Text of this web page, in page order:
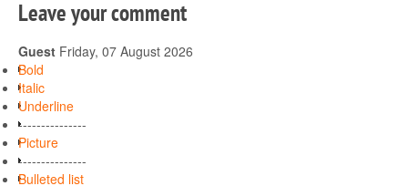
Leave your comment
Guest Friday, 07 August 2026
Bold
Italic
Underline
---------------
Picture
---------------
Bulleted list